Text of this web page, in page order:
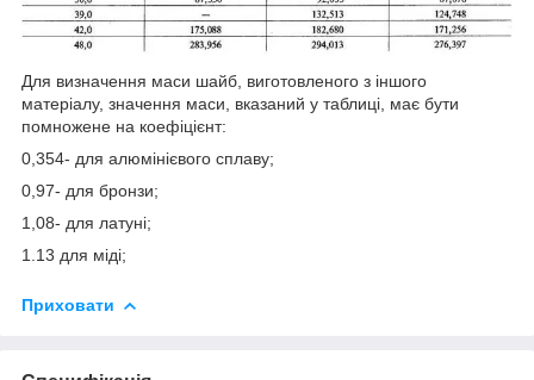
Для визначення маси шайб, виготовленого з іншого
матеріалу, значення маси, вказаний у таблиці, має бути
помножене на коефіцієнт:
0,354- для алюмінієвого сплаву;
0,97- для бронзи;
1,08- для латуні;
1.13 для міді;
Приховати